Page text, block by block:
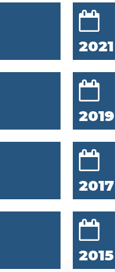
2021
2019
2017
2015